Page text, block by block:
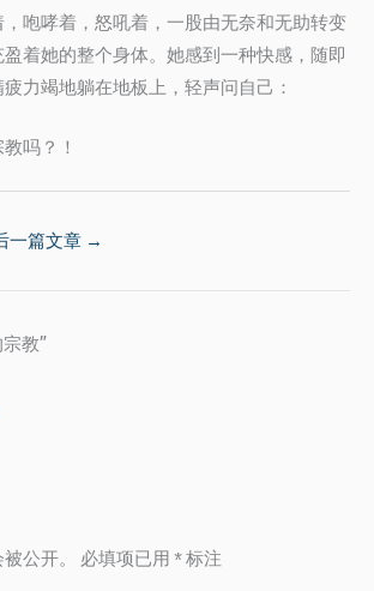
咆哮着，怒吼着，一股由无奈和无助转变
着她的整个身体。她感到一种快感，随即
力竭地躺在地板上，轻声问自己：
吗？！
一篇文章 →
教”
公开。 必填项已用 *标注